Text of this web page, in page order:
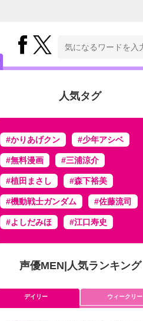
人気タグ
#かりあげクン #少年アシベ
#無料漫画 #三浦涼介
#植田まさし #森下裕美
#機動戦士ガンダム #佐藤流司
#よしだみほ #江口寿史
声優MEN| 人気ランキング
デイリー ウィークリー